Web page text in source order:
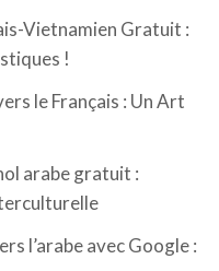
Vietnamien Gratuit :
!
le Français : Un Art
arabe gratuit :
l’arabe avec Google :